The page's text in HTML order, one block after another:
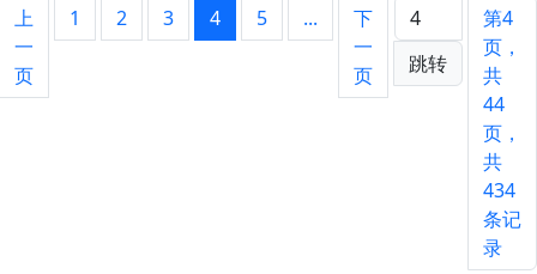
上
一
页
1 2 3 4 5 ...
下
一
页
跳转
第4
页，
共
44
页，
共
434
条记
录